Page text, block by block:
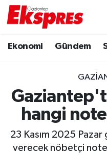
Ekonomi Gündem
hangi
23 Kasım 2025
verecek nöbetçi
Ekonomi
Gaziantep son
Genel
Gündem
Trafik Durumu
Puan Durumu ve
Tüm Manşetler
Son Dakika